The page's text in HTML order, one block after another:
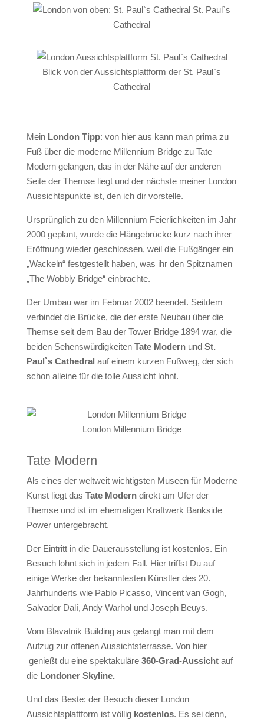
St. Paul`s
Cathedral
Blick von der Aussichtsplattform der St. Paul`s
Cathedral
Mein London Tipp: von hier aus kann man prima zu
Fuß über die moderne Millennium Bridgezu Tate
Modern gelangen, das in der Nähe auf der anderen
Seite der Themse liegt und der nächste meiner London
Aussichtspunkte ist, den ich dir vorstelle.
Ursprünglich zu den Millennium Feierlichkeiten im Jahr
2000 geplant, wurde die Hängebrücke kurz nach ihrer
Eröffnung wieder geschlossen, weil die Fußgänger ein
„Wackeln“ festgestellt haben, was ihr den Spitznamen
„The Wobbly Bridge“ einbrachte.
Der Umbau war im Februar 2002 beendet. Seitdem
verbindet die Brücke, die der erste Neubau über die
Themse seit dem Bau der Tower Bridge 1894 war, die
beiden Sehenswürdigkeiten Tate Modernund St.
Paul`s Cathedral auf einem kurzen Fußweg, der sich
schon alleine für die tolle Aussicht lohnt.
London Millennium Bridge
Tate Modern
Als eines der weltweit wichtigsten Museen für Moderne
Kunst liegt das Tate Moderndirekt am Ufer der
Themse und ist im ehemaligen Kraftwerk Bankside
Power untergebracht.
Der Eintritt in die Dauerausstellung ist kostenlos. Ein
Besuchlohnt sich in jedem Fall. Hier triffst Du auf
einige Werke der bekanntesten Künstler des 20.
Jahrhunderts wie Pablo Picasso, Vincent van Gogh,
Salvador Dalí, Andy Warhol und Joseph Beuys.
Vom Blavatnik Buildingaus gelangt man mit dem
Aufzug zur offenen Aussichtsterrasse. Von hier
genießt du eine spektakuläre 360-Grad-Aussichtauf
die Londoner Skyline.
Und das Beste: der Besuch dieser London
Aussichtsplattform ist völlig kostenlos. Es sei denn,